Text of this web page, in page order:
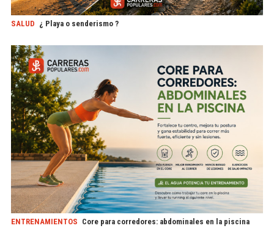
SALUD ¿ Playa o senderismo ?
ENTRENAMIENTOS Core para corredores: abdominales en la piscina